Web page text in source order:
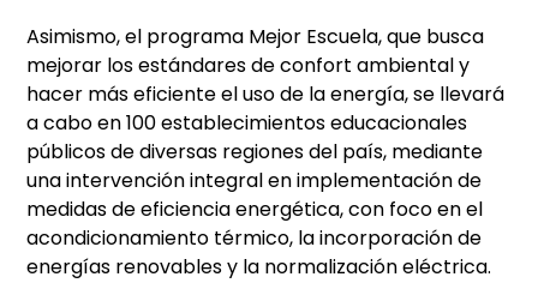
Asimismo, el programa Mejor Escuela, que busca
mejorar los estándares de confort ambiental y
hacer más eficiente el uso de la energía, se llevará
a cabo en 100 establecimientos educacionales
públicos de diversas regiones del país, mediante
una intervención integral en implementación de
medidas de eficiencia energética, con foco en el
acondicionamiento térmico, la incorporación de
energías renovables y la normalización eléctrica.